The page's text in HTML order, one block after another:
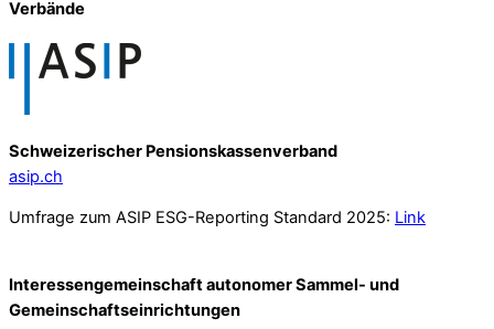
Verbände
Schweizerischer Pensionskassenverband
asip.ch
Umfrage zum ASIP ESG-Reporting Standard 2025: Link
Interessengemeinschaft autonomer Sammel- und
Gemeinschafts­einrichtungen